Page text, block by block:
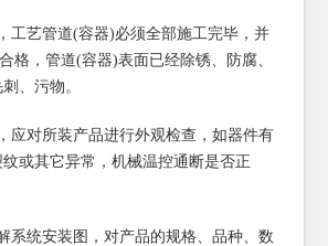
艺管道(容器)必须全部施工完毕，并
格，管道(容器)表面已经除锈、防腐、
、污物。
对所装产品进行外观检查，如器件有
或其它异常，机械温控通断是否正
统安装图，对产品的规格、品种、数